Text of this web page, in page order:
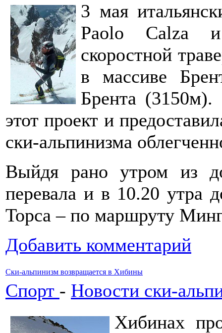
3 мая
Paolo Calza
скоростной
в массиве
Брента (3150м).
этот проект и
ски-альпинизма
Выйдя рано утром из
перевала и в 10.20 утра
Торса – по маршруту
Добавить комментарий
Ски-альпинизм возвращается в Хибины
Спорт - Новости ски-
Хибинах